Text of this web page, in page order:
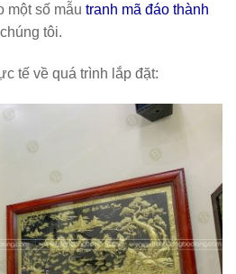
một số mẫu tranh mã đáo thành
tôi.
tế về quá trình lắp đặt: